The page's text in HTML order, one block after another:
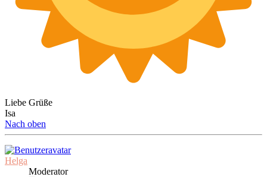
Liebe Grüße
Isa
Nach oben
Helga
Moderator